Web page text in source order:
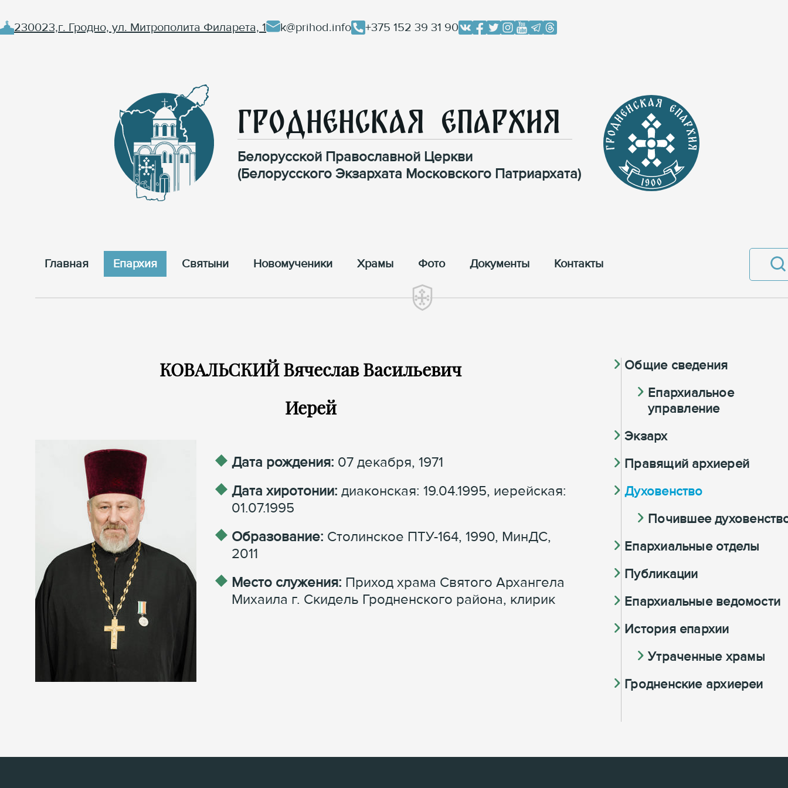
230023,г. Гродно, ул. Митрополита Филарета, 1 k@prihod.info +375 152 39 31 90
Гродненская Епархия
Белорусской Православной Церкви
(Белорусского Экзархата Московского Патриархата)
Главная Епархия Cвятыни Новомученики Храмы Фото Документы Контакты
КОВАЛЬСКИЙ Вячеслав Васильевич
Иерей
Дата рождения: 07 декабря, 1971
Дата хиротонии: диаконская: 19.04.1995, иерейская:
01.07.1995
Образование: Столинское ПТУ-164, 1990, МинДС,
2011
Место служения: Приход храма Святого Архангела
Михаила г. Скидель Гродненского района, клирик
Общие сведения
Eпархиальное
управление
Экзарх
Правящий архиерей
Духовенство
Почившее
Епархиальные отделы
Публикации
Епархиальные ведомости
История епархии
Утраченные храмы
Гродненские архиереи